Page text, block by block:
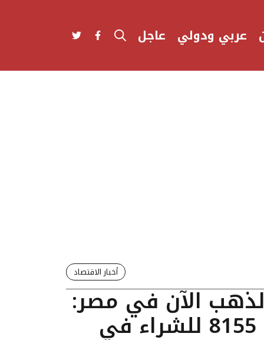
عربي ودولي عاجل
أخبار الاقتصاد
الآن في مصر:
عيار 24 يسجل 8155 للشراء في